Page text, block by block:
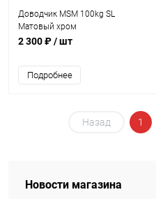
Доводчик MSM 100kg SL
Матовый хром
2 300 ₽/ шт
Подробнее
Назад 1
Новости магазина